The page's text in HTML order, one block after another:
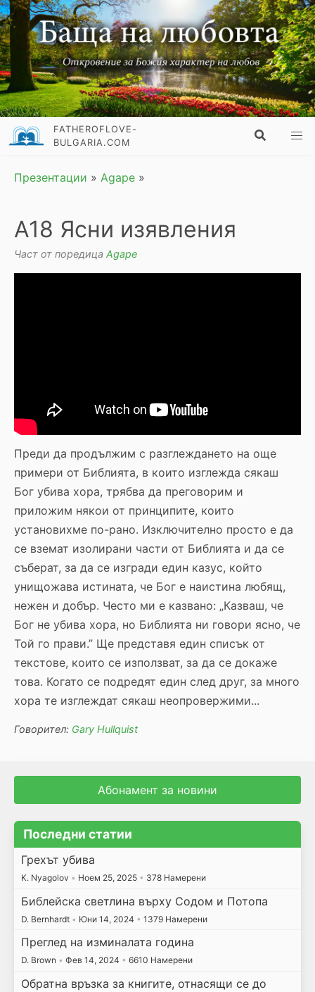
FATHEROFLOVE-
BULGARIA.COM
Презентации » Agape »
А18 Ясни изявления
Част от поредица Agape
Преди да продължим с разглеждането на още
примери от Библията, в които изглежда сякаш
Бог убива хора, трябва да преговорим и
приложим някои от принципите, които
установихме по-рано. Изключително просто е да
се вземат изолирани части от Библията и да се
съберат, за да се изгради един казус, който
унищожава истината, че Бог е наистина любящ,
нежен и добър. Често ми е казвано: „Казваш, че
Бог не убива хора, но Библията ни говори ясно, че
Той го прави.” Ще представя един списък от
текстове, които се използват, за да се докаже
това. Когато се подредят един след друг, за много
хора те изглеждат сякаш неопровержими...
Говорител: Gary Hullquist
Абонамент за новини
Последни статии
Грехът убива
K. Nyagolov • Ноем 25, 2025 • 378 Намерени
Библейска светлина върху Содом и Потопа
D. Bernhardt • Юни 14, 2024 • 1379 Намерени
Преглед на изминалата година
D. Brown • Фев 14, 2024 • 6610 Намерени
Обратна връзка за книгите, отнасящи се до